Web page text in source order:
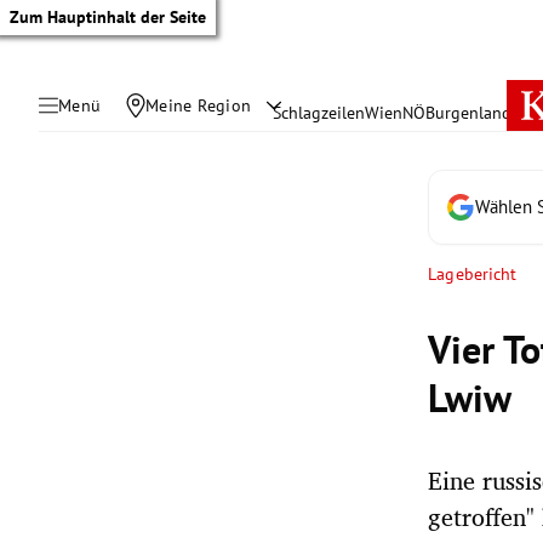
Zum Hauptinhalt der Seite
Menü Meine Region SchlagzeilenWienNÖBurgenland
Wählen
Lagebericht
Vier
Lwiw
Eine
getroffen"